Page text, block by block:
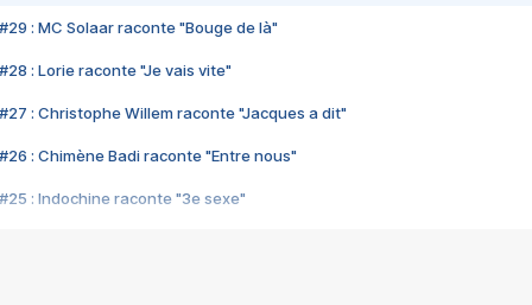
#29 : MC Solaar raconte "Bouge de là"
#28 : Lorie raconte "Je vais vite"
#27 : Christophe Willem raconte "Jacques a dit"
#26 : Chimène Badi raconte "Entre nous"
#25 : Indochine raconte "3e sexe"